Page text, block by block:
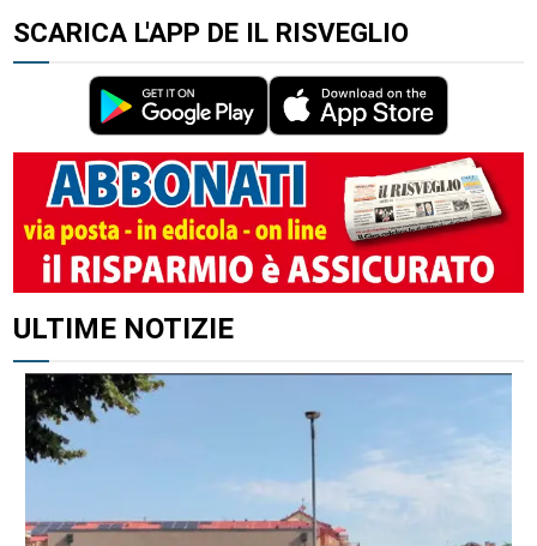
SCARICA L'APP DE IL RISVEGLIO
ALTRI ARTICOLI DI QUESTO AUTORE